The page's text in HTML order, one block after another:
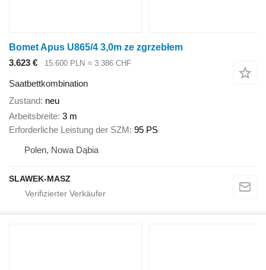
Bomet Apus U865/4 3,0m ze zgrzebłem
3.623 €
15.600 PLN ≈ 3.386 CHF
Saatbettkombination
Zustand neu
Arbeitsbreite 3 m
Erforderliche Leistung der SZM
95 PS
Polen, Nowa Dąbia
SLAWEK-MASZ